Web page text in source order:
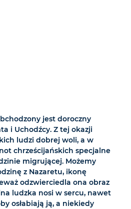
jest doroczny
i Uchodźcy. Z tej okazji
ludzi dobrej woli, a w
chrześcijańskich specjalne
migrującej. Możemy
z Nazaretu, ikonę
odzwierciedla ona obraz
ludzka nosi w sercu, nawet
osłabiają ją, a niekiedy